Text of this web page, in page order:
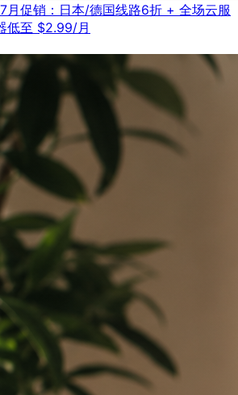
促销：日本/德国线路6折 + 全场云服
低至 $2.99/月